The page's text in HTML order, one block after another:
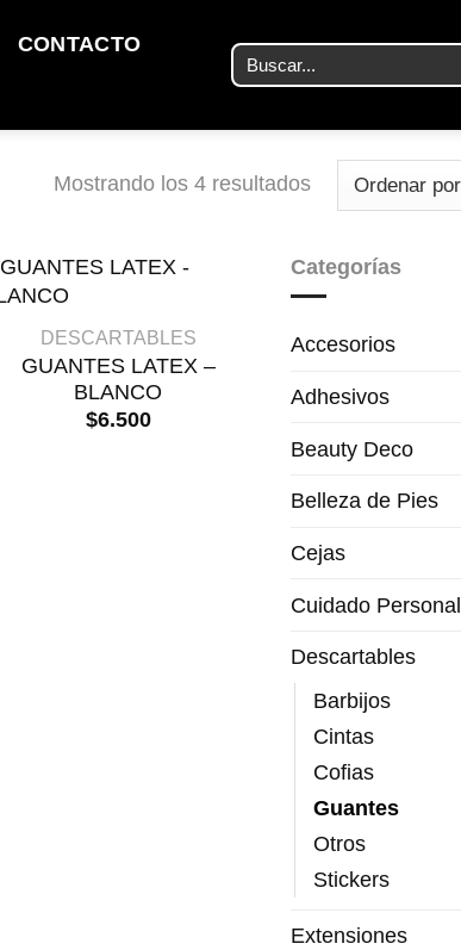
CONTACTO
Buscar
por:
Mostrando los 4 resultadosOrdenado
por
últimos
DESCARTABLES
GUANTES LATEX –
BLANCO
$6.500
Categorías
Accesorios
Adhesivos
Beauty Deco
Belleza de Pies
Cejas
Cuidado Personal
Descartables
Barbijos
Cintas
Cofias
Guantes
Otros
Stickers
Extensiones